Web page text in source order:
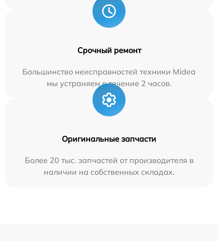
Срочный ремонт
Большинство неисправностей техники Midea
мы устраняем в течение 2 часов.
Оригинальные запчасти
Более 20 тыс. запчастей от производителя в
наличии на собственных складах.